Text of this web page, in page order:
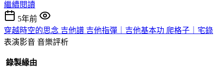
繼續閱讀
5年前
穿越時空的思念 吉他譜 吉他指彈｜吉他基本功 爬格子｜宅錄
表演影音 音樂評析
錄製緣由